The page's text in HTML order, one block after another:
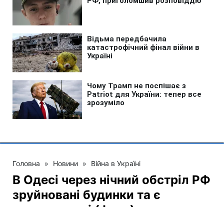
Головна » Новини » Війна в Україні
В Одесі через нічний обстріл РФ
зруйновані будинки та є